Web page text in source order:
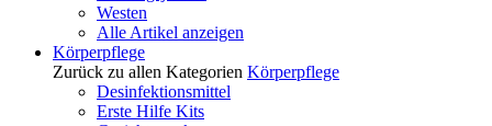
Westen
Alle Artikel anzeigen
Körperpflege
Zurück zu allen Kategorien Körperpflege
Desinfektionsmittel
Erste Hilfe Kits